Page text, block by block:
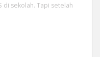
di sekolah. Tapi setelah